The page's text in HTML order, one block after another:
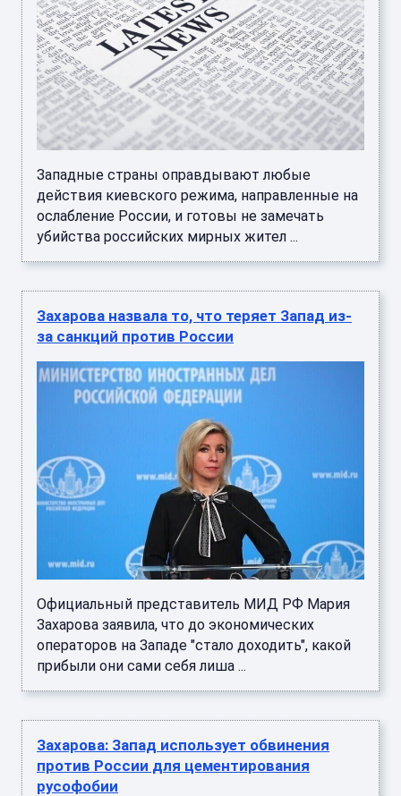
Западные страны оправдывают любые
действия киевского режима, направленные на
ослабление России, и готовы не замечать
убийства российских мирных жител ...
Захарова назвала то, что теряет Запад из-
за санкций против России
Официальный представитель МИД РФ Мария
Захарова заявила, что до экономических
операторов на Западе "стало доходить", какой
прибыли они сами себя лиша ...
Захарова: Запад использует обвинения
против России для цементирования
русофобии